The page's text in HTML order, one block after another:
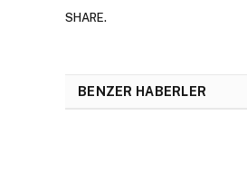
SHARE.
BENZER HABERLER